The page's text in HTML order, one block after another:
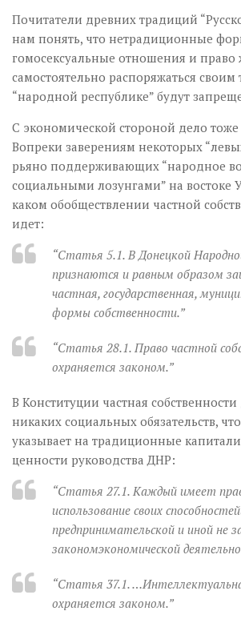
Почитатели древних традиций
нам понять, что нетрадиционные
гомосексуальные отношения и
самостоятельно распоряжаться своим
“народной республике” будут
С экономической стороной дело
Вопреки заверениям некоторых
рьяно поддерживающих “народное
социальными лозунгами” на востоке
каком обобществлении частной
идет:
“Статья 5.1. В Донецкой
признаются и равным образом
частная, государственная,
формы собственности.”
“Статья 28.1. Право частной
охраняется законом.”
В Конституции частная
никаких социальных обязательств,
указывает на традиционные
ценности руководства ДНР:
“Статья 27.1. Каждый имеет
использование своих
предпринимательской и иной не
закономэкономической
“Статья 37.1.
охраняется законом.”